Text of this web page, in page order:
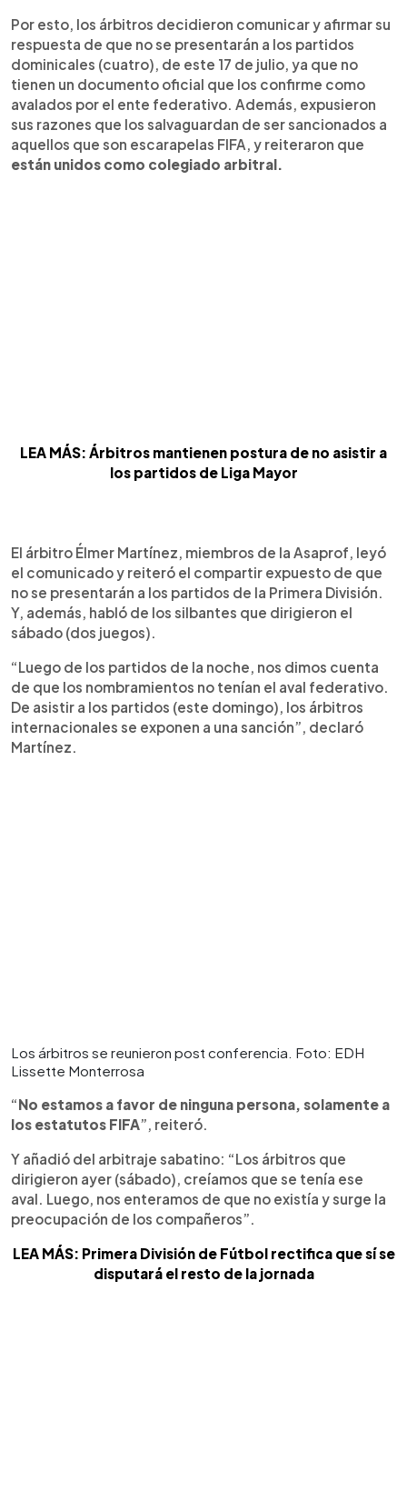
Por esto, los árbitros decidieron comunicar y afirmar su
respuesta de que no se presentarán a los partidos
dominicales (cuatro), de este 17 de julio, ya que no
tienen un documento oficial que los confirme como
avalados por el ente federativo. Además, expusieron
sus razones que los salvaguardan de ser sancionados a
aquellos que son escarapelas FIFA, y reiteraron que
están unidos como colegiado arbitral.
LEA MÁS: Árbitros mantienen postura de no asistir a
los partidos de Liga Mayor
El árbitro Élmer Martínez, miembros de la Asaprof, leyó
el comunicado y reiteró el compartir expuesto de que
no se presentarán a los partidos de la Primera División.
Y, además, habló de los silbantes que dirigieron el
sábado (dos juegos).
“Luego de los partidos de la noche, nos dimos cuenta
de que los nombramientos no tenían el aval federativo.
De asistir a los partidos (este domingo), los árbitros
internacionales se exponen a una sanción”, declaró
Martínez.
Los árbitros se reunieron post conferencia. Foto: EDH
Lissette Monterrosa
“No estamos a favor de ninguna persona, solamente a
los estatutos FIFA”, reiteró.
Y añadió del arbitraje sabatino: “Los árbitros que
dirigieron ayer (sábado), creíamos que se tenía ese
aval. Luego, nos enteramos de que no existía y surge la
preocupación de los compañeros”.
LEA MÁS: Primera División de Fútbol rectifica que sí se
disputará el resto de la jornada